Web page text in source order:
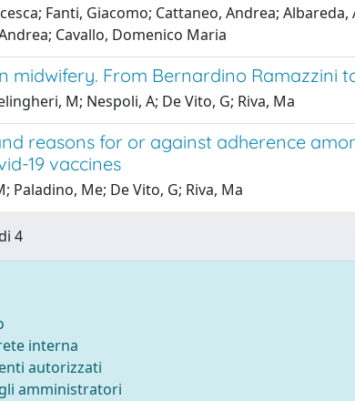
Fanti, Giacomo; Cattaneo, Andrea;
Cavallo, Domenico Maria
midwifery. From Bernardino Ramazzini
M; Nespoli, A; De Vito, G; Riva, Ma
reasons for or against adherence
19 vaccines
Paladino, Me; De Vito, G; Riva, Ma
4
interna
autorizzati
amministratori